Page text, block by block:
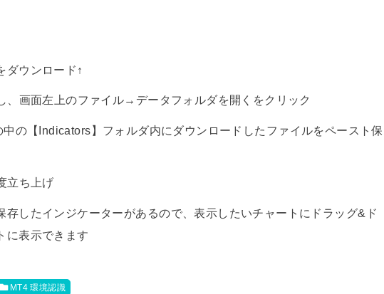
ダウンロード↑
、画面左上のファイル→データフォルダを開くをクリック
中の【Indicators】フォルダ内にダウンロードしたファイルをペースト保
立ち上げ
存したインジケーターがあるので、表示したいチャートにドラッグ&ド
に表示できます
MT4 環境認識